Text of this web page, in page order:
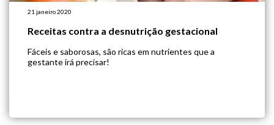
21 janeiro 2020
Receitas contra a desnutrição gestacional
Fáceis e saborosas, são ricas em nutrientes que a
gestante irá precisar!